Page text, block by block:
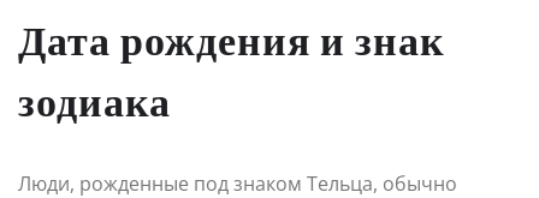
Дата рождения и знак
зодиака
Люди, рожденные под знаком Тельца, обычно